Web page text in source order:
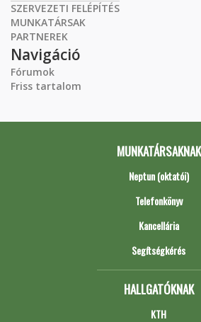
SZERVEZETI FELÉPÍTÉS
MUNKATÁRSAK
PARTNEREK
Navigáció
Fórumok
Friss tartalom
MUNKATÁRSAKNAK
Neptun (oktatói)
Telefonkönyv
Kancellária
Segítségkérés
HALLGATÓKNAK
KTH